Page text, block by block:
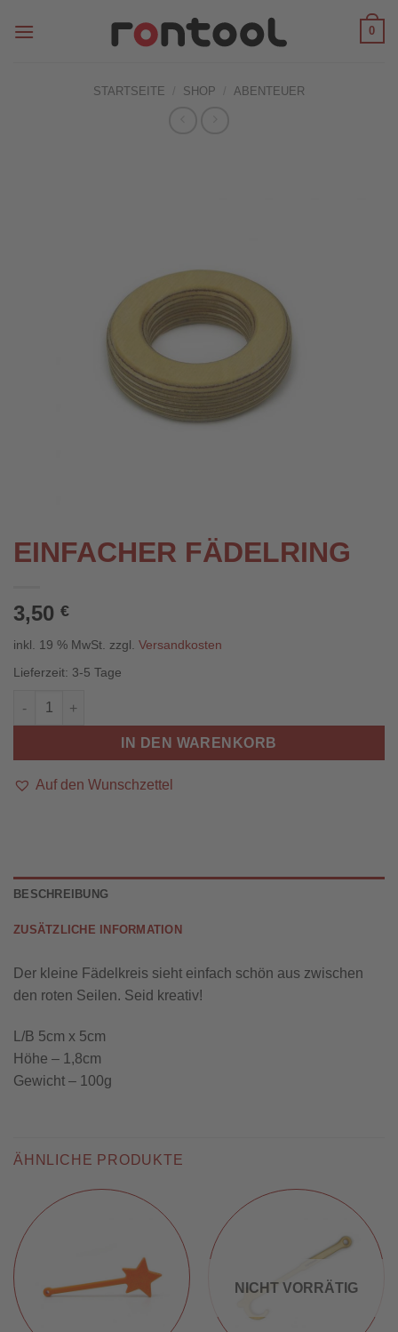
Inhalt
0
STARTSEITE SHOP ABENTEUER
EINFACHER FÄDELRING
3,50 €
inkl. 19 % MwSt. zzgl. Versandkosten
Lieferzeit: 3-5 Tage
einfacher Fädelring Menge
IN DEN WARENKORB
Auf den Wunschzettel
BESCHREIBUNG
ZUSÄTZLICHE INFORMATION
Der kleine Fädelkreis sieht einfach schön aus zwischen
den roten Seilen. Seid kreativ!
L/B 5cm x 5cm
Höhe – 1,8cm
Gewicht – 100g
ÄHNLICHE PRODUKTE
NICHT VORRÄTIG